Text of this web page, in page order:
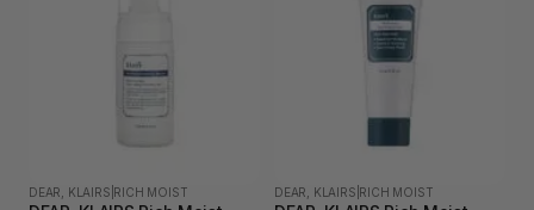
DEAR, KLAIRS RICH MOIST DEAR, KLAIRS RICH MOIST